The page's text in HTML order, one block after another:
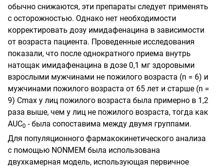
обычно снижаются, эти препараты следует применять
с осторожностью. Однако нет необходимости
корректировать дозу имидафенацина в зависимости
от возраста пациента. Проведенные исследования
показали, что после однократного приема внутрь
натощак имидафенацина в дозе 0,1 мг здоровыми
взрослыми мужчинами не пожилого возраста (n = 6) и
мужчинами пожилого возраста от 65 лет и старше (n =
9) Сmах у лиц пожилого возраста была примерно в 1,2
раза выше, чем у лиц не пожилого возраста, тогда как
AUC0 - была сопоставима между двумя группами.
Для популяционного фармакокинетического анализа
с помощью NONMEM была использована
двухкамерная модель, использующая первичное